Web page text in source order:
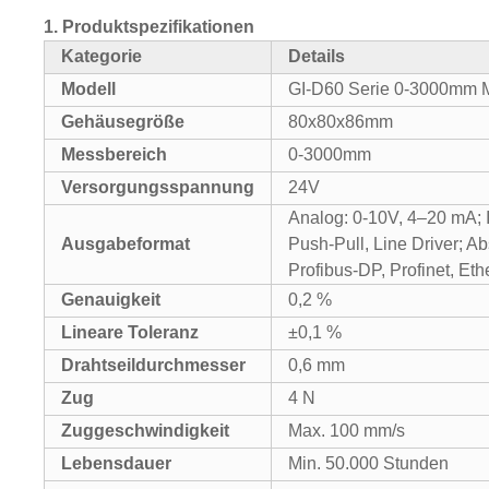
1. Produktspezifikationen
Kategorie
Details
Modell
GI-D60 Serie 0-3000mm
Gehäusegröße
80x80x86mm
Messbereich
0-3000mm
Versorgungsspannung
24V
Ausgabeformat
Analog: 0-10V, 4–20
Push-Pull, Line Driver;
Profibus-DP, Profinet,
Genauigkeit
0,2 %
Lineare Toleranz
±0,1 %
Drahtseildurchmesser
0,6 mm
Zug
4 N
Zuggeschwindigkeit
Max. 100 mm/s
Lebensdauer
Min. 50.000 Stunden